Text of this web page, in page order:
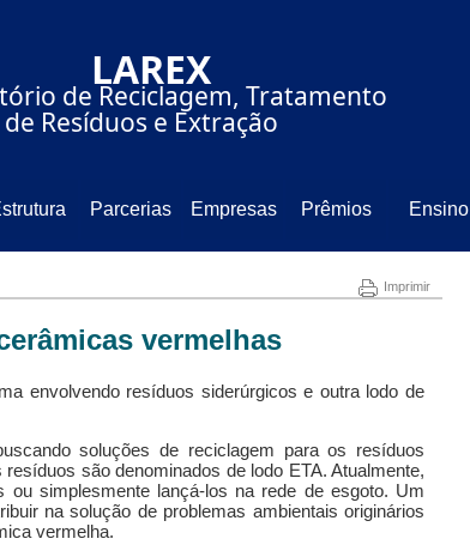
de Reciclagem, Tratamento
Resíduos e Extração⠀⠀⠀⠀⠀⠀
Parcerias Empresas Prêmios Ensino
Imprimir
vermelhas
envolvendo resíduos siderúrgicos e outra lodo de
soluções de reciclagem para os resíduos
são denominados de lodo ETA. Atualmente,
simplesmente lançá-los na rede de esgoto. Um
na solução de problemas ambientais originários
vermelha.